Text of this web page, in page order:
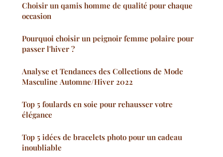
Choisir un qamis homme de qualité pour chaque
occasion
Pourquoi choisir un peignoir femme polaire pour
passer l'hiver ?
Analyse et Tendances des Collections de Mode
Masculine Automne/Hiver 2022
Top 5 foulards en soie pour rehausser votre
élégance
Top 5 idées de bracelets photo pour un cadeau
inoubliable